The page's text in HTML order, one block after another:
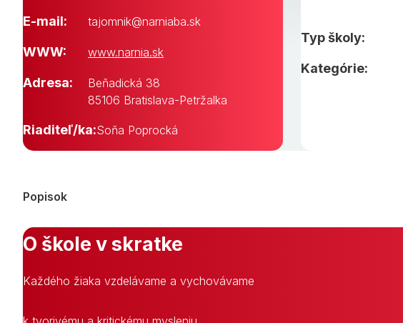
E-mail: tajomnik@narniaba.sk
WWW: www.narnia.sk
Adresa:
Beňadická 38
85106 Bratislava-Petržalka
Riaditeľ/ka:Soňa Poprocká
Typ školy:
Kategórie:
Popisok
O škole v skratke
Každého žiaka vzdelávame a vychovávame